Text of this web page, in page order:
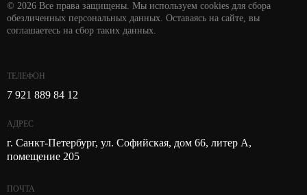
© 2026 Все права защищены. Мы используем cookies для сбора
обезличенных персональных данных. Оставаясь на сайте, вы
соглашаетесь на сбор таких данных.
ТЕЛЕФОН
7 921 889 84 12
АДРЕС
г. Санкт-Петербург, ул. Софийская, дом 66, литер А,
помещение 205
ПОЧТА